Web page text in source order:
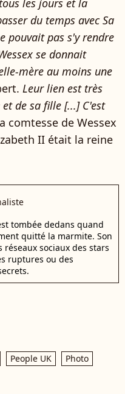
les jours et la
du temps avec Sa
pouvait pas s'y rendre
se donnait
mère au moins une
Leur lien est très
de sa fille [...] C'est
comtesse de Wessex
II était la reine
tombée dedans quand
quitté la marmite. Son
réseaux sociaux des stars
ruptures ou des
People UK
Photo